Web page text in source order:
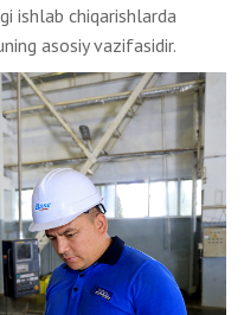
ishlab chiqarishlarda
asosiy vazifasidir.